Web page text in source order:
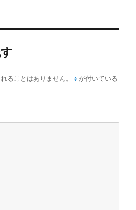
ることはありません。 ※ が付いている